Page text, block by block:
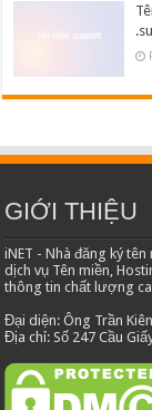
GIỚI THIỆU
iNET - Nhà đăng ký
dịch vụ Tên miền,
thông tin chất lượng
Đại diện: Ông Trần Kiên
Địa chỉ: Số 247 Cầu